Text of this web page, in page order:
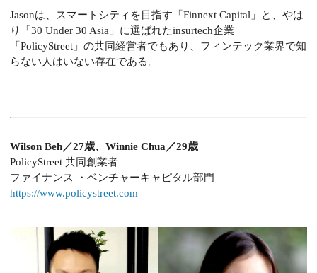
Jasonは、スマートシティを目指す「Finnext Capital」と、やは
り「30 Under 30 Asia」に選ばれたinsurtech企業
「PolicyStreet」の共同経営者でもあり、フィンテック業界で知
らない人はいない存在である。
Wilson Beh／27歳、Winnie Chua／29歳
PolicyStreet 共同創業者
ファイナンス ・ベンチャーキャピタル部門
https://www.policystreet.com